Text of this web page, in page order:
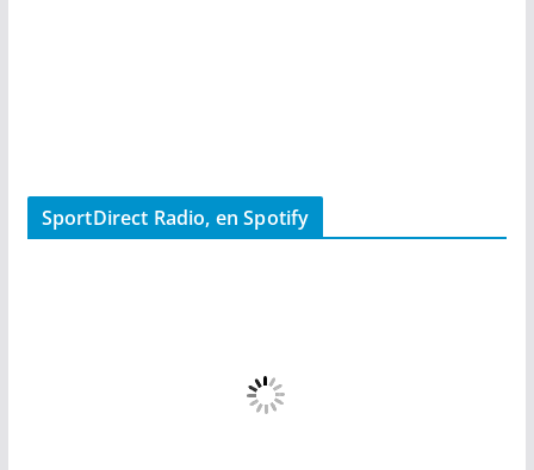
SportDirect Radio, en Spotify